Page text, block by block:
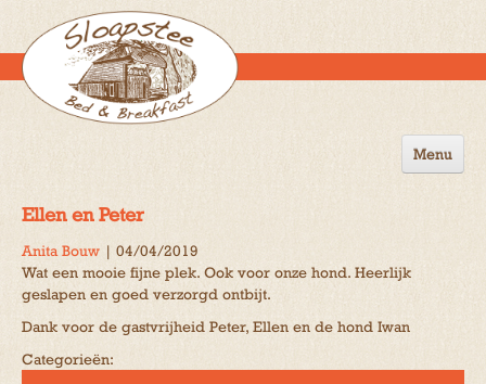
Menu
Omgeving
Activiteiten
Gastenboek
Ellen en Peter
Anita Bouw | 04/04/2019
Wat een mooie fijne plek. Ook voor onze hond. Heerlijk
geslapen en goed verzorgd ontbijt.
Dank voor de gastvrijheid Peter, Ellen en de hond Iwan
Categorieën: